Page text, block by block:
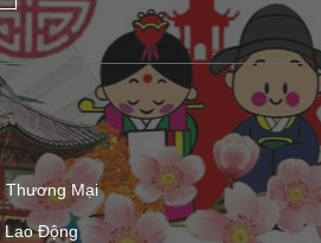
Thương Mại
Lao Động